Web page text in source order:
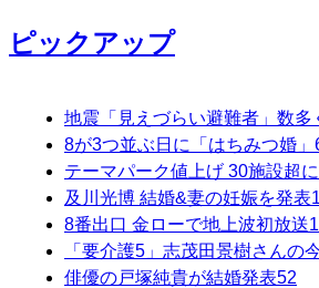
ピックアップ
地震「見えづらい避難者」数多
8が3つ並ぶ日に「はちみつ婚」
テーマパーク値上げ 30施設超に
及川光博 結婚&妻の妊娠を発表
8番出口 金ローで地上波初放送
「要介護5」志茂田景樹さんの
俳優の戸塚純貴が結婚発表52